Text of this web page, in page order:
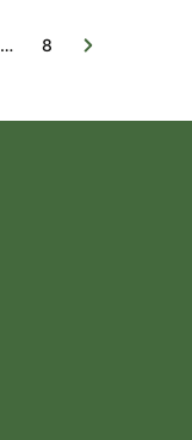
… Last page
8